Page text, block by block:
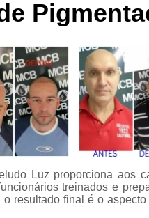
Luz proporciona aos
treinados e
resultado final é o